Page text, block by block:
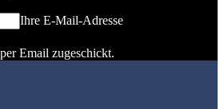
Ihre E-Mail-Adresse
Email zugeschickt.